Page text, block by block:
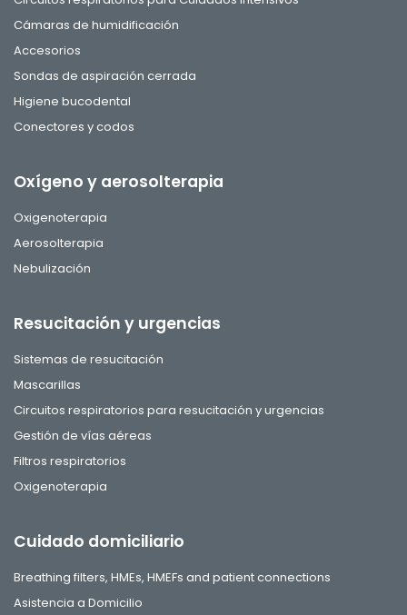
Cámaras de humidificación
Accesorios
Sondas de aspiración cerrada
Higiene bucodental
Conectores y codos
Oxígeno y aerosolterapia
Oxigenoterapia
Aerosolterapia
Nebulización
Resucitación y urgencias
Sistemas de resucitación
Mascarillas
Circuitos respiratorios para resucitación y urgencias
Gestión de vías aéreas
Filtros respiratorios
Oxigenoterapia
Cuidado domiciliario
Breathing filters, HMEs, HMEFs and patient connections
Asistencia a Domicilio